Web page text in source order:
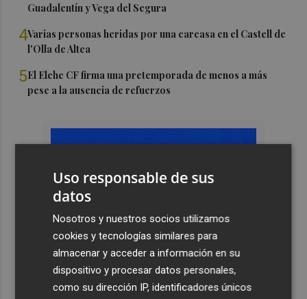
Guadalentín y Vega del Segura
4Varias personas heridas por una carcasa en el Castell de
l'Olla de Altea
5El Elche CF firma una pretemporada de menos a más
pese a la ausencia de refuerzos
Uso responsable de sus
datos
Nosotros y nuestros socios utilizamos
cookies y tecnologías similares para
almacenar y acceder a información en su
dispositivo y procesar datos personales,
como su dirección IP, identificadores únicos